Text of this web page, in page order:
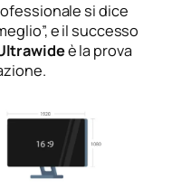
si dice
e il successo
è la prova